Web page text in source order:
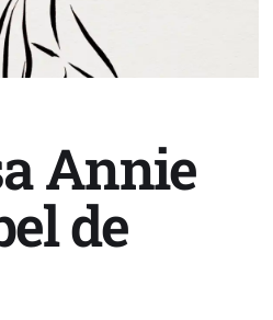
Annie
de